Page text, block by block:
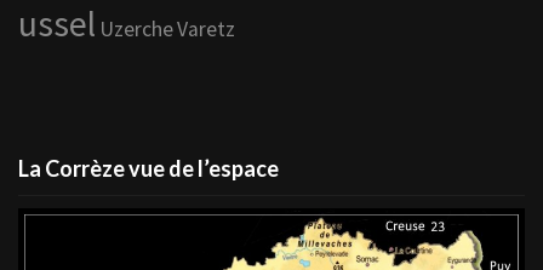
ussel UzercheVaretz
La Corrèze vue de l’espace